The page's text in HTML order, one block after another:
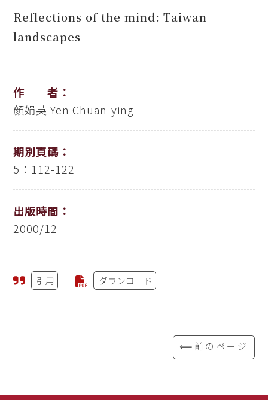
Reflections of the mind: Taiwan
landscapes
作 者：
顏娟英 Yen Chuan-ying
期別頁碼：
5：112-122
出版時間：
2000/12
引用 ダウンロード
⟸前のページ